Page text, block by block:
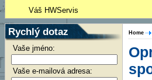
Váš HWServis
Rychlý dotaz
Vaše jméno:
Vaše e-mailová adresa:
Home